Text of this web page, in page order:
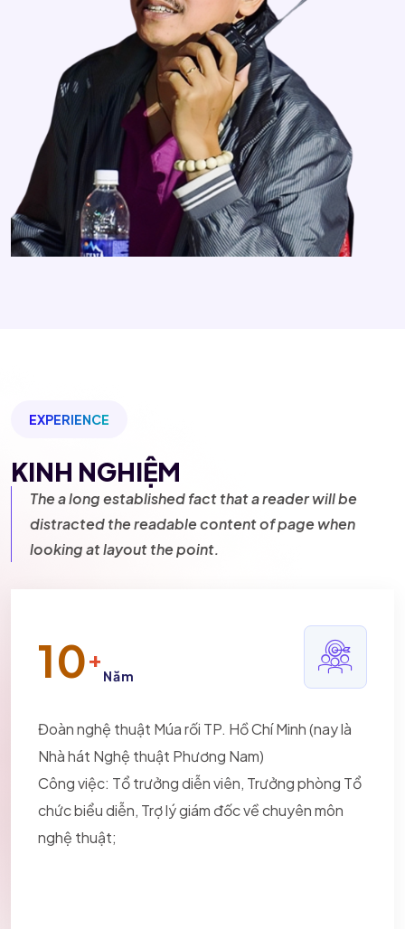
EXPERIENCE
KINH NGHIỆM
The a long established fact that a reader will be
distracted the readable content of page when
looking at layout the point.
10+
Năm
Đoàn nghệ thuật Múa rối TP. Hồ Chí Minh (nay là
Nhà hát Nghệ thuật Phương Nam)
Công việc: Tổ trưởng diễn viên, Trưởng phòng Tổ
chức biểu diễn, Trợ lý giám đốc về chuyên môn
nghệ thuật;